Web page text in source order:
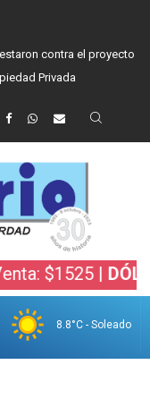
contra el proyecto
Privada
| DÓLAR
8.8°C - Soleado